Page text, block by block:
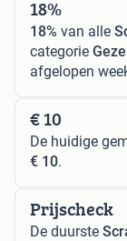
18%
18% van alle
categorie
afgelopen
€ 10
De huidige
€ 10.
Prijscheck
De duurste